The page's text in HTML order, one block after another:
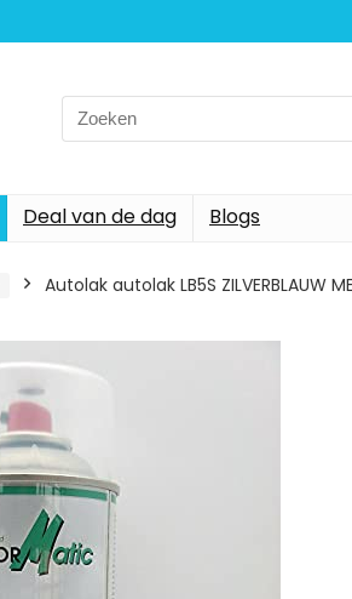
Search
for:
Deal van de dag Blogs
Autolak autolak LB5S ZILVERBLAUW